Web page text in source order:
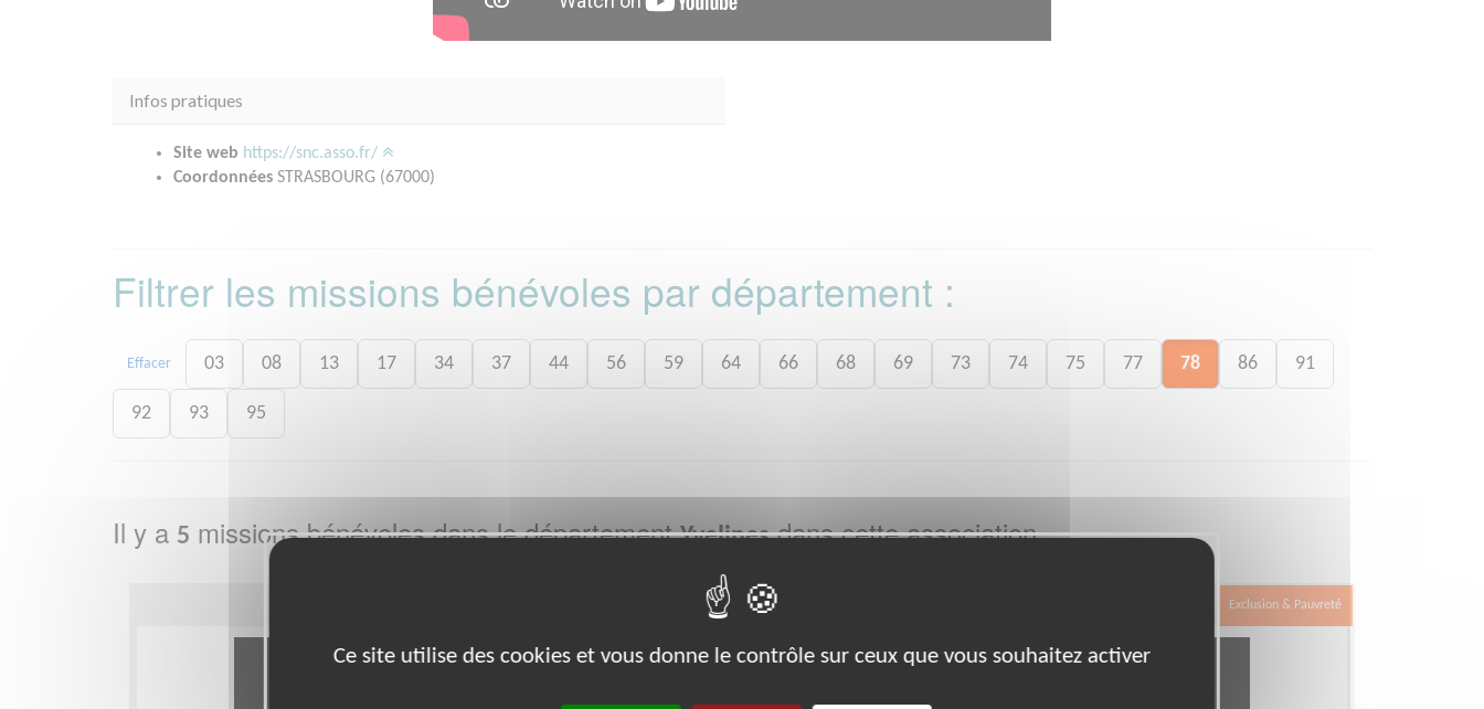
Infos pratiques
Site web https://snc.asso.fr/
Coordonnées STRASBOURG (67000)
Filtrer les missions bénévoles par département :
Effacer 03 08 13 17 34 37 44 56 59 64 66 68 69 73 74 75 77 78 86 91
92 93 95
Il y a 5 missions bénévoles dans le départementYvelinesdans cette association
Exclusion & Pauvreté Exclusion & Pauvreté
Ce site utilise des cookies et vous donne le contrôle sur ceux que vous souhaitez activer